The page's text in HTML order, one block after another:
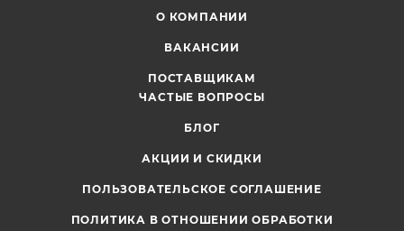
О КОМПАНИИ
ВАКАНСИИ
ПОСТАВЩИКАМ
ЧАСТЫЕ ВОПРОСЫ
БЛОГ
АКЦИИ И СКИДКИ
ПОЛЬЗОВАТЕЛЬСКОЕ СОГЛАШЕНИЕ
ПОЛИТИКА В ОТНОШЕНИИ ОБРАБОТКИ